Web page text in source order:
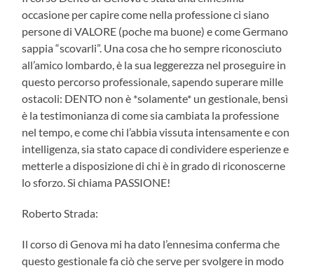
occasione per capire come nella professione ci siano
persone di VALORE (poche ma buone) e come Germano
sappia “scovarli”. Una cosa che ho sempre riconosciuto
all’amico lombardo, è la sua leggerezza nel proseguire in
questo percorso professionale, sapendo superare mille
ostacoli: DENTO non è *solamente* un gestionale, bensì
è la testimonianza di come sia cambiata la professione
nel tempo, e come chi l’abbia vissuta intensamente e con
intelligenza, sia stato capace di condividere esperienze e
metterle a disposizione di chi è in grado di riconoscerne
lo sforzo. Si chiama PASSIONE!
Roberto Strada:
Il corso di Genova mi ha dato l’ennesima conferma che
questo gestionale fa ciò che serve per svolgere in modo